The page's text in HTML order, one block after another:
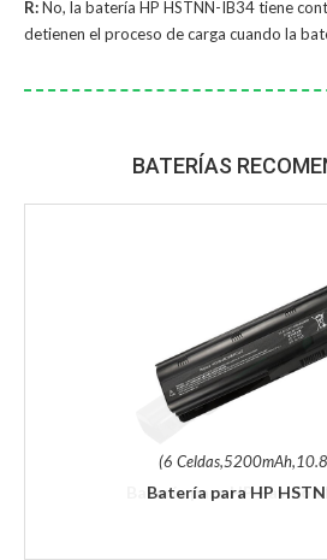
R:No, la batería HP HSTNN-IB34tiene
detienen el proceso de carga cuando la
BATERÍAS
(6
Batería para HP